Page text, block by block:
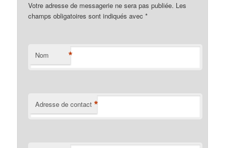
Votre adresse de messagerie ne sera pas publiée. Les
champs obligatoires sont indiqués avec*
Nom *
Adresse de contact *